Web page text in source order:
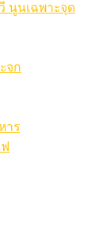
นูนเฉพาะจุด
จก
าร